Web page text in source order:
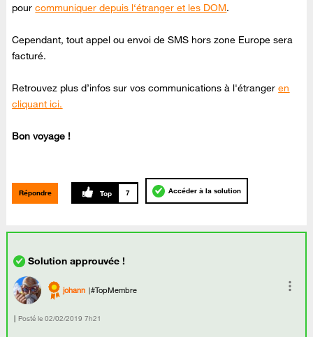
pourcommuniquer depuis l‘étranger et les DOM.
Cependant, tout appel ou envoi de SMS hors zone Europe sera
facturé.
Retrouvez plus d’infos sur vos communications à l'étrangeren
cliquant ici.
Bon voyage !
Répondre 7 Accéder à la solution
johann #TopMembre
Posté le ‎02/02/2019 7h21